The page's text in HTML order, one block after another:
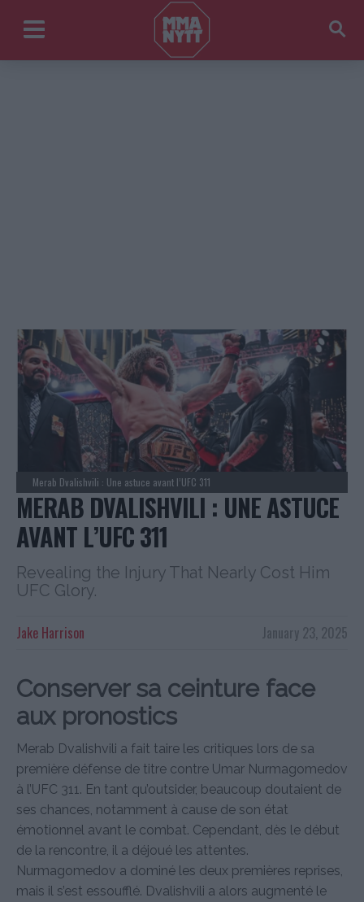
Merab Dvalishvili : Une astuce avant l’UFC 311
MERAB DVALISHVILI : UNE ASTUCE
AVANT L’UFC 311
Revealing the Injury That Nearly Cost Him
UFC Glory.
January 23, 2025
Jake Harrison
Conserver sa ceinture face
aux pronostics
Merab Dvalishvili a fait taire les critiques lors de sa
première défense de titre contre Umar Nurmagomedov
à l’UFC 311. En tant qu’outsider, beaucoup doutaient de
ses chances, notamment à cause de son état
émotionnel avant le combat. Cependant, dès le début
de la rencontre, il a déjoué les attentes.
Nurmagomedov a dominé les deux premières reprises,
mais il s’est essoufflé. Dvalishvili a alors augmenté le